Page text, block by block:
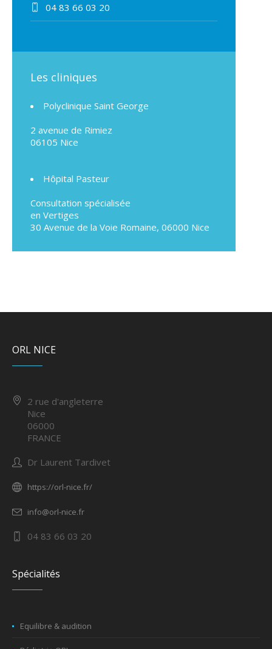
04 83 66 03 20
Les cliniques
Polyclinique Saint George
2 avenue de Rimiez
06105 Nice
Hôpital Pasteur
Consultation spécialisée
en Vertiges
30 Avenue de la Voie Romaine, 06000 Nice
ORL NICE
2 rue d'angleterre
Nice
06000
FRANCE
Dr Laurent Tardivet
https://orl-nice.fr/
info@orl-nice.fr
04 83 66 03 20
Spécialités
Equilibre & audition